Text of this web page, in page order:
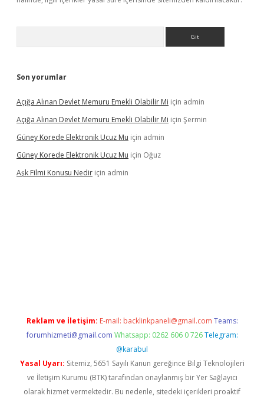
Son yorumlar
Açığa Alınan Devlet Memuru Emekli Olabilir Mi için admin
Açığa Alınan Devlet Memuru Emekli Olabilir Mi için Şermin
Güney Korede Elektronik Ucuz Mu için admin
Güney Korede Elektronik Ucuz Mu için Oğuz
Aşk Filmi Konusu Nedir için admin
Reklam ve İletişim: E-mail: backlinkpaneli@gmail.com Teams:
forumhizmeti@gmail.com Whatsapp: 0262 606 0 726 Telegram:
@karabul
Yasal Uyarı: Sitemiz, 5651 Sayılı Kanun gereğince Bilgi Teknolojileri
ve İletişim Kurumu (BTK) tarafından onaylanmış bir Yer Sağlayıcı
olarak hizmet vermektedir. Bu nedenle, sitedeki içerikleri proaktif